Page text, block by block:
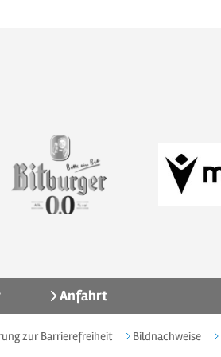
Anfahrt
zur Barrierefreiheit Bildnachweise